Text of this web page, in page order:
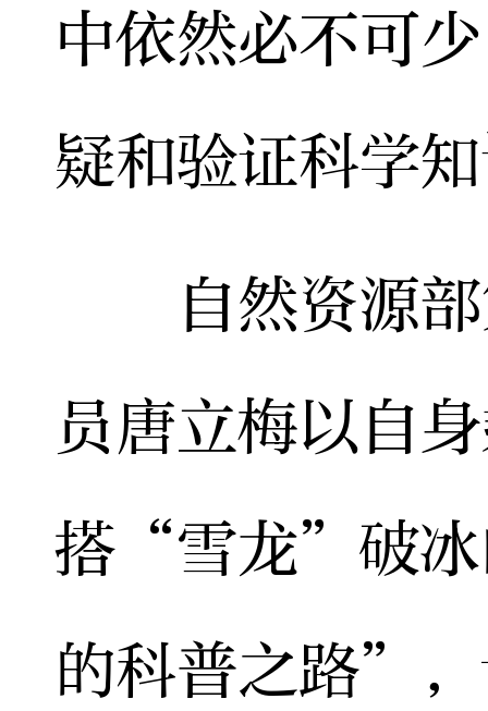
中依然必不可
疑和验证科学
自然资源部
员唐立梅以自
搭“雪龙”破冰
的科普之路”